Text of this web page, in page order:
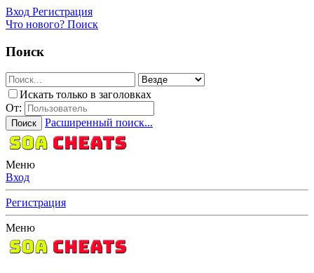
Вход Регистрация
Что нового? Поиск
Поиск
Искать только в заголовках
От:
Поиск Расширенный поиск...
Меню
Вход
Регистрация
Меню